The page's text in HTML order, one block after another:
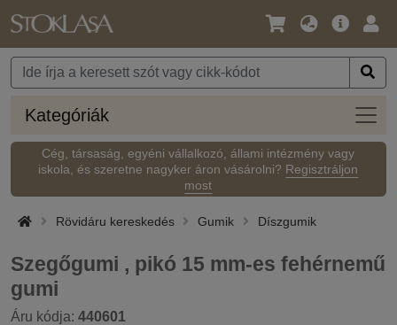
Nyelv
Pénznem
Fő
Kategóriák
Cég, társaság, egyéni vállalkozó, állami intézmény vagy
iskola, és szeretne nagyker áron vásárolni? Regisztráljon
most
Rövidáru kereskedés Gumik Díszgumik
Szegőgumi , pikó 15 mm-es fehérnemű
gumi
Áru kódja: 440601